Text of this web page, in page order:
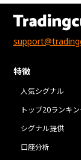
特徴
人気シグナル
トップ20ランキ
シグナル提供
口座分析